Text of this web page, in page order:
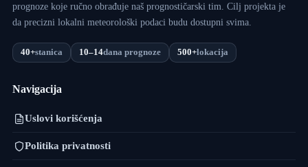
prognoze koje ručno obrađuje naš prognostičarski tim. Cilj projekta je
da precizni lokalni meteorološki podaci budu dostupni svima.
40+stanica 10–14dana prognoze 500+lokacija
Navigacija
Uslovi korišćenja
Politika privatnosti